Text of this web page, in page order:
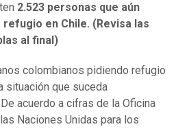
2.523 personas que aún
en Chile. (Revisa las
al final)
colombianos pidiendo refugio
situación que suceda
acuerdo a cifras de la Oficina
Naciones Unidas para los